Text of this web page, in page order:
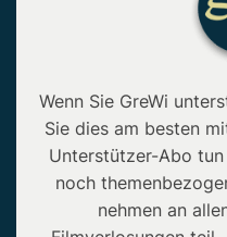
Wenn Sie GreWi
Sie dies am besten
Unterstützer-Abo
noch
nehmen an